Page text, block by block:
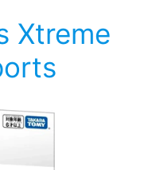
Xtreme